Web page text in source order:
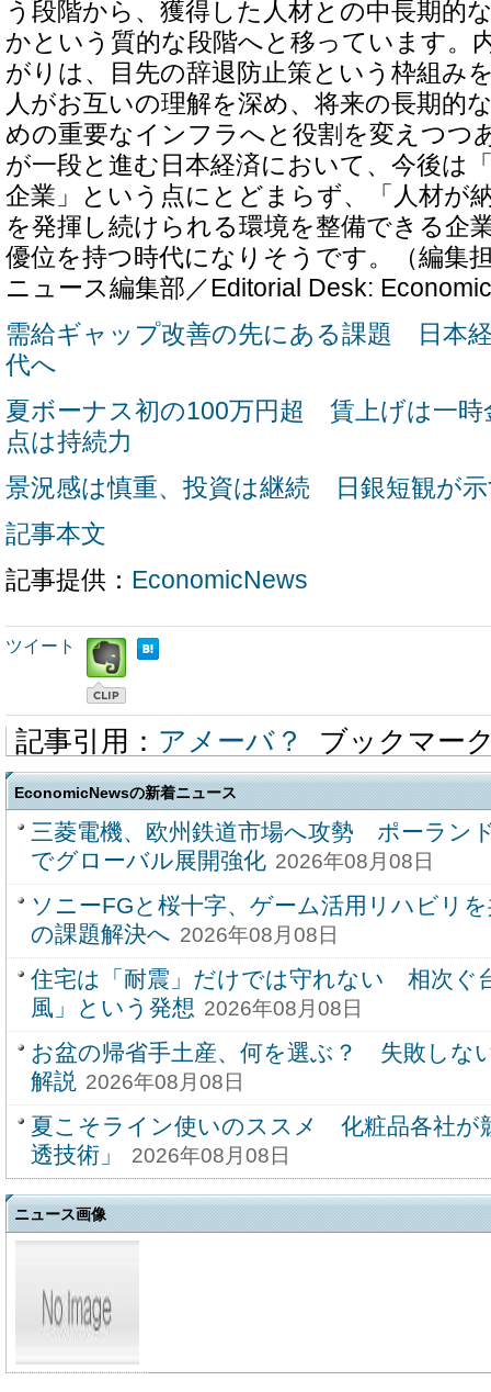
う段階から、獲得した人材との中長期的
かという質的な段階へと移っています。
がりは、目先の辞退防止策という枠組み
人がお互いの理解を深め、将来の長期的
めの重要なインフラへと役割を変えつつ
が一段と進む日本経済において、今後は
企業」という点にとどまらず、「人材が
を発揮し続けられる環境を整備できる企
優位を持つ時代になりそうです。（編集
ニュース編集部／Editorial Desk:
需給ギャップ改善の先にある課題 日本
代へ
夏ボーナス初の100万円超 賃上げは一時
点は持続力
景況感は慎重、投資は継続 日銀短観が
記事本文
記事提供： EconomicNews
ツイート
記事引用： アメーバ？ ブックマー
EconomicNewsの新着ニュース
三菱電機、欧州鉄道市場へ攻勢 ポーラン
でグローバル展開強化 2026年08月08日
ソニーFGと桜十字、ゲーム活用リハビリ
の課題解決へ 2026年08月08日
住宅は「耐震」だけでは守れない 相次ぐ
風」という発想 2026年08月08日
お盆の帰省手土産、何を選ぶ？ 失敗しな
解説 2026年08月08日
夏こそライン使いのススメ 化粧品各社が
透技術」
2026年08月08日
ニュース画像